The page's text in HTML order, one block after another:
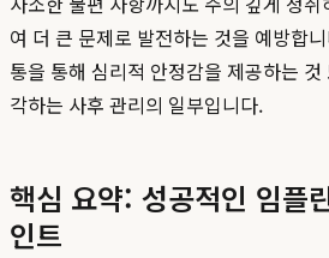
여 더 큰 문제로 발전하는 것을 예방합
통을 통해 심리적 안정감을 제공하는
각하는 사후 관리의 일부입니다.
핵심 요약: 성공적인 임플
인트